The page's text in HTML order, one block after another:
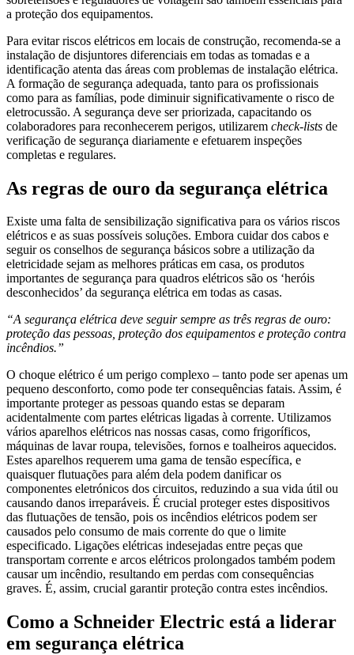
a proteção dos equipamentos.
Para evitar riscos elétricos em locais de construção, recomenda-se a
instalação de disjuntores diferenciais em todas as tomadas e a
identificação atenta das áreas com problemas de instalação elétrica.
A formação de segurança adequada, tanto para os profissionais
como para as famílias, pode diminuir significativamente o risco de
eletrocussão. A segurança deve ser priorizada, capacitando os
colaboradores para reconhecerem perigos, utilizarem check-lists de
verificação de segurança diariamente e efetuarem inspeções
completas e regulares.
As regras de ouro da segurança elétrica
Existe uma falta de sensibilização significativa para os vários riscos
elétricos e as suas possíveis soluções. Embora cuidar dos cabos e
seguir os conselhos de segurança básicos sobre a utilização da
eletricidade sejam as melhores práticas em casa, os produtos
importantes de segurança para quadros elétricos são os ‘heróis
desconhecidos’ da segurança elétrica em todas as casas.
“A segurança elétrica deve seguir sempre as três regras de ouro:
proteção das pessoas, proteção dos equipamentos e proteção contra
incêndios.”
O choque elétrico é um perigo complexo – tanto pode ser apenas um
pequeno desconforto, como pode ter consequências fatais. Assim, é
importante proteger as pessoas quando estas se deparam
acidentalmente com partes elétricas ligadas à corrente. Utilizamos
vários aparelhos elétricos nas nossas casas, como frigoríficos,
máquinas de lavar roupa, televisões, fornos e toalheiros aquecidos.
Estes aparelhos requerem uma gama de tensão específica, e
quaisquer flutuações para além dela podem danificar os
componentes eletrónicos dos circuitos, reduzindo a sua vida útil ou
causando danos irreparáveis. É crucial proteger estes dispositivos
das flutuações de tensão, pois os incêndios elétricos podem ser
causados pelo consumo de mais corrente do que o limite
especificado. Ligações elétricas indesejadas entre peças que
transportam corrente e arcos elétricos prolongados também podem
causar um incêndio, resultando em perdas com consequências
graves. É, assim, crucial garantir proteção contra estes incêndios.
Como a Schneider Electric está a liderar
em segurança elétrica